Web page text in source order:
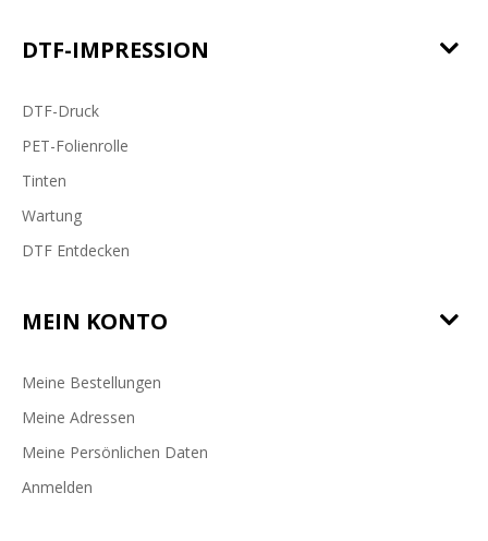
DTF-IMPRESSION
DTF-Druck
PET-Folienrolle
Tinten
Wartung
DTF Entdecken
MEIN KONTO
Meine Bestellungen
Meine Adressen
Meine Persönlichen Daten
Anmelden